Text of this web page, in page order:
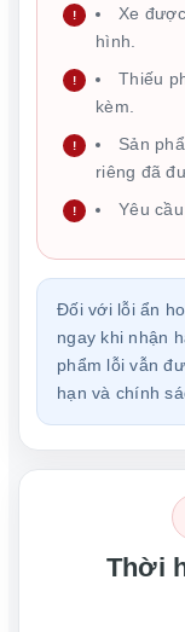
Xe
hình.
Thiếu
kèm.
Sản
riêng đã
Yêu
Đối với lỗi ẩn
ngay khi nhận
phẩm lỗi vẫn
hạn và chính
Thời